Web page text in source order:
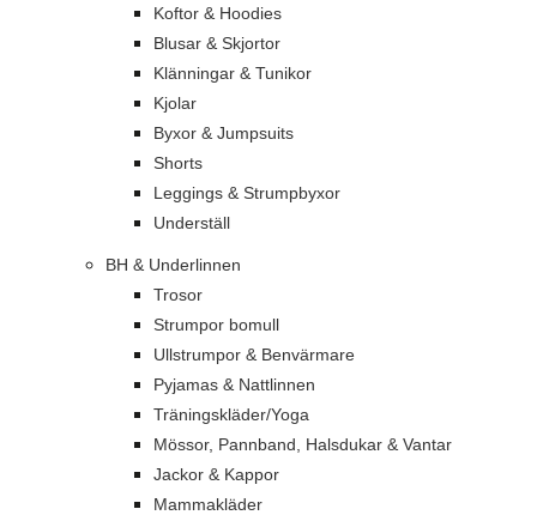
Koftor & Hoodies
Blusar & Skjortor
Klänningar & Tunikor
Kjolar
Byxor & Jumpsuits
Shorts
Leggings & Strumpbyxor
Underställ
BH & Underlinnen
Trosor
Strumpor bomull
Ullstrumpor & Benvärmare
Pyjamas & Nattlinnen
Träningskläder/Yoga
Mössor, Pannband, Halsdukar & Vantar
Jackor & Kappor
Mammakläder